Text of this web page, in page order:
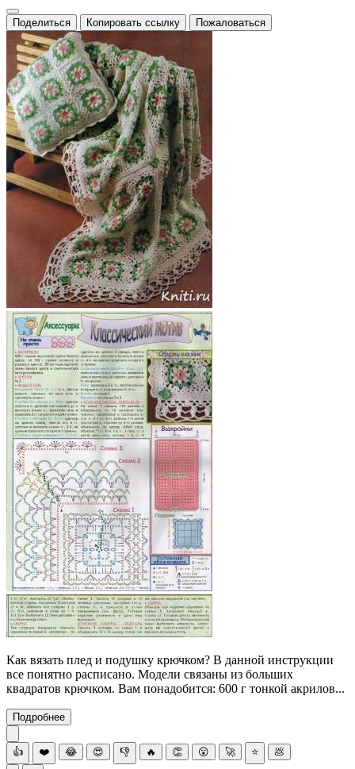
Поделиться Копировать ссылку Пожаловаться
Как вязать плед и подушку крючком? В данной инструкции
все понятно расписано. Модели связаны из больших
квадратов крючком. Вам понадобится: 600 г тонкой акрилов...
Подробнее
👍 ❤️ 😂 😍 👎 🔥 👏 😮 🚀 ⭐ 💩